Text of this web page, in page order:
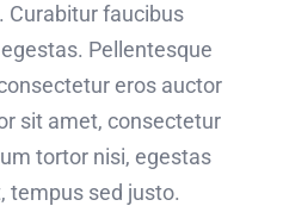
Curabitur faucibus
Pellentesque
eros auctor
sit amet, consectetur
tortor nisi, egestas
tempus sed justo.